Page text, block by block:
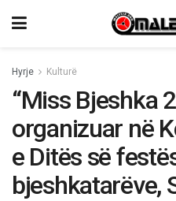
Hyrje Kulturë
“Miss Bjeshka
organizuar në
e Ditës së
bjeshkatarëve,